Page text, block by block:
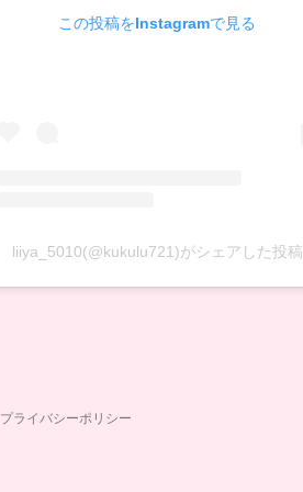
この投稿をInstagramで見る
liiya_5010(@kukulu721)がシェアした投稿
プライバシーポリシー